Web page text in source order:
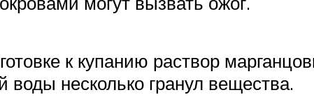
к купанию раствор
воды несколько гранул вещества.